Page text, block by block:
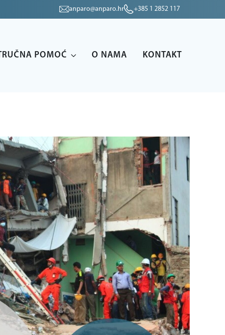
anparo@anparo.hr +385 1 2852 117
POMOĆ O NAMA KONTAKT